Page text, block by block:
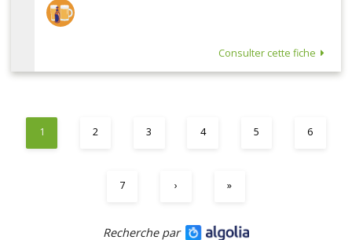
Consulter cette fiche
1 2 3 4 5 6
7 › »
Recherche par